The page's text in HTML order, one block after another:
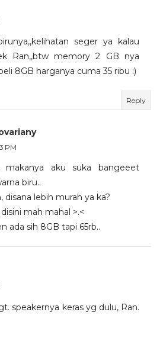
seger ya kalau
Ran,,btw memory 2 GB nya
8GB harganya cuma 35 ribu :)
Reply
PM
makanya aku suka bangeeet
biru..
disana lebih murah ya ka?
mah mahal >.<
ada sih 8GB tapi 65rb..
speakernya keras yg dulu, Ran.